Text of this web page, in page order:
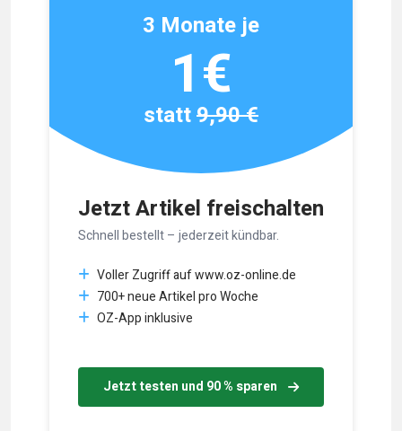
Jetzt Artikel freischalten
Schnell bestellt – jederzeit kündbar.
Voller Zugriff auf www.oz-online.de
700+ neue Artikel pro Woche
OZ-App inklusive
Jetzt testen und 90 % sparen
3 Monate je
1€
statt9,90 €